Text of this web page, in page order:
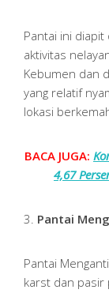
Pantai ini
aktivitas
Kebumen dan
yang relatif
lokasi
BACA JUGA:
4,67
3. Pantai
Pantai
karst dan pasir